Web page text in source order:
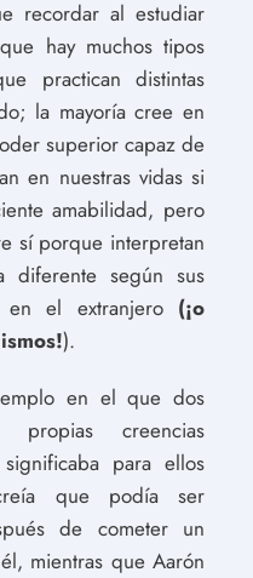
recordar al estudiar
hay muchos tipos
practican distintas
la mayoría cree en
superior capaz de
en nuestras vidas si
amabilidad, pero
sí porque interpretan
diferente según sus
en el extranjero (¡o
).
en el que dos
propias creencias
para ellos
que podía ser
de cometer un
mientras que Aarón